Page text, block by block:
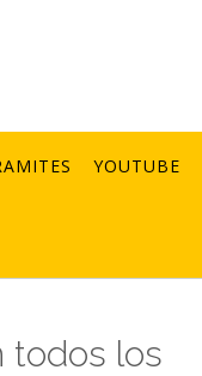
YOUTUBE
todos los